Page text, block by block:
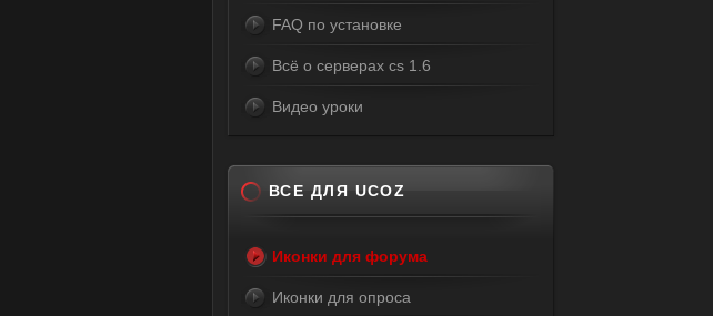
FAQ по установке
Всё о серверах cs 1.6
Видео уроки
ВСЕ ДЛЯ UCOZ
Иконки для форума
Иконки для опроса